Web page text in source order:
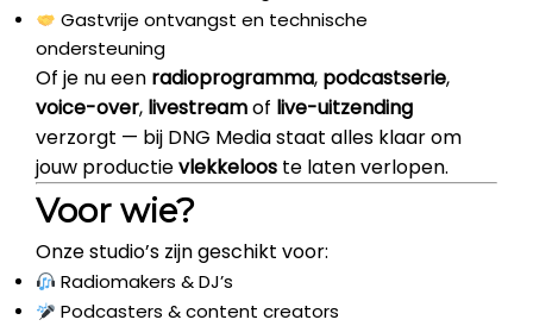
Gastvrije ontvangst en technische
ondersteuning
Of je nu een radioprogramma, podcastserie,
voice-over, livestreamof live-uitzending
verzorgt — bij DNG Media staat alles klaar om
jouw productievlekkeloos te laten verlopen.
Voor wie?
Onze studio’s zijn geschikt voor:
Radiomakers & DJ’s
Podcasters & content creators